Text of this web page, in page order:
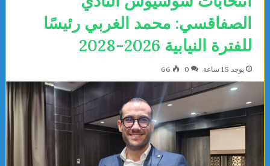
الصفاقسي: محمد الغربي رئيسًا
للفترة النيابية 2026-2028
يوجد 15 ساعة 0
66